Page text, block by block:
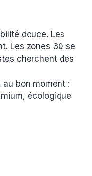
douce. Les
Les zones 30 se
cherchent des
bon moment :
écologique